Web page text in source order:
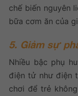
chế biến nguyên
bữa cơm ăn của
5. Giảm sự
Nhiều bậc phụ
điện tử như điện
chơi để trẻ